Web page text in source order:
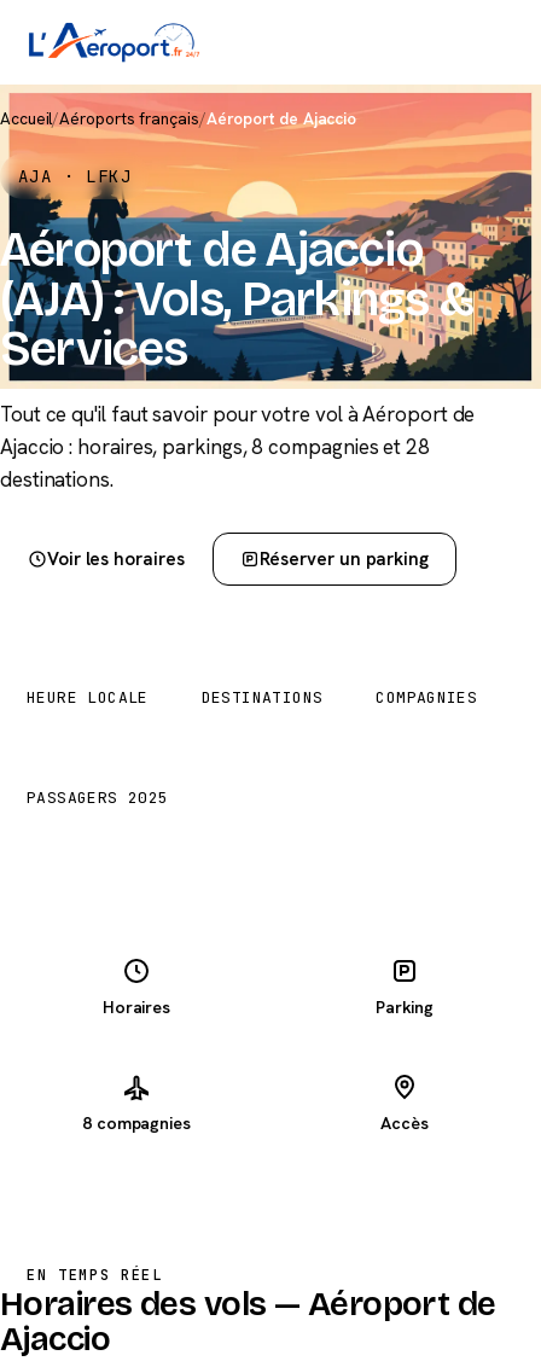
Accueil/Aéroports français/Aéroport de Ajaccio
AJA · LFKJ
Aéroport de Ajaccio
(AJA) : Vols, Parkings &
Services
Tout ce qu'il faut savoir pour votre vol à Aéroport de
Ajaccio : horaires, parkings, 8 compagnies et 28
destinations.
Voir les horaires Réserver un parking
HEURE LOCALE DESTINATIONS COMPAGNIES
PASSAGERS 2025
Horaires Parking
8 compagnies Accès
EN TEMPS RÉEL
Horaires des vols — Aéroport de
Ajaccio